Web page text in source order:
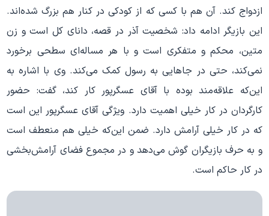
ازدواج کند. آن هم با کسی که از کودکی در کنار هم بزرگ شدهاند.
این بازیگر ادامه داد: شخصیت آذر در قصه، دانای کل است و زن
متین، محکم و متفکری است و با هر مسالهای سطحی برخورد
نمیکند، حتی در جاهایی به رسول کمک میکند. وی با اشاره به
اینکه علاقهمند بوده با آقای عسگرپور کار کند، گفت: حضور
کارگردان در کار خیلی اهمیت دارد. ویژگی آقای عسگرپور این است
که در کار خیلی آرامش دارد. ضمن اینکه خیلی هم منعطف است
و به حرف بازیگران گوش میدهد و در مجموع فضای آرامشبخشی
در کار حاکم است.